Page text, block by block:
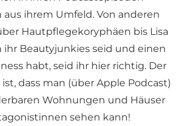
aus ihrem Umfeld. Von anderen
Hautpflegekoryphäen bis Lisa
ihr Beautyjunkies seid und einen
habt, seid ihr hier richtig. Der
dass man (über Apple Podcast)
Wohnungen und Häuser
sehen kann!